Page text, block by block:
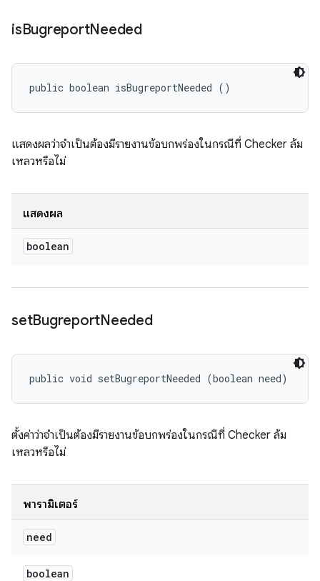
isBugreportNeeded
public boolean isBugreportNeeded ()
แสดงผลว่าจำเป็นต้องมีรายงานข้อบกพร่องในกรณีที่ Checker ล้ม
เหลวหรือไม่
แสดงผล
boolean
setBugreportNeeded
public void setBugreportNeeded (boolean need)
ตั้งค่าว่าจำเป็นต้องมีรายงานข้อบกพร่องในกรณีที่ Checker ล้ม
เหลวหรือไม่
พารามิเตอร์
need
boolean